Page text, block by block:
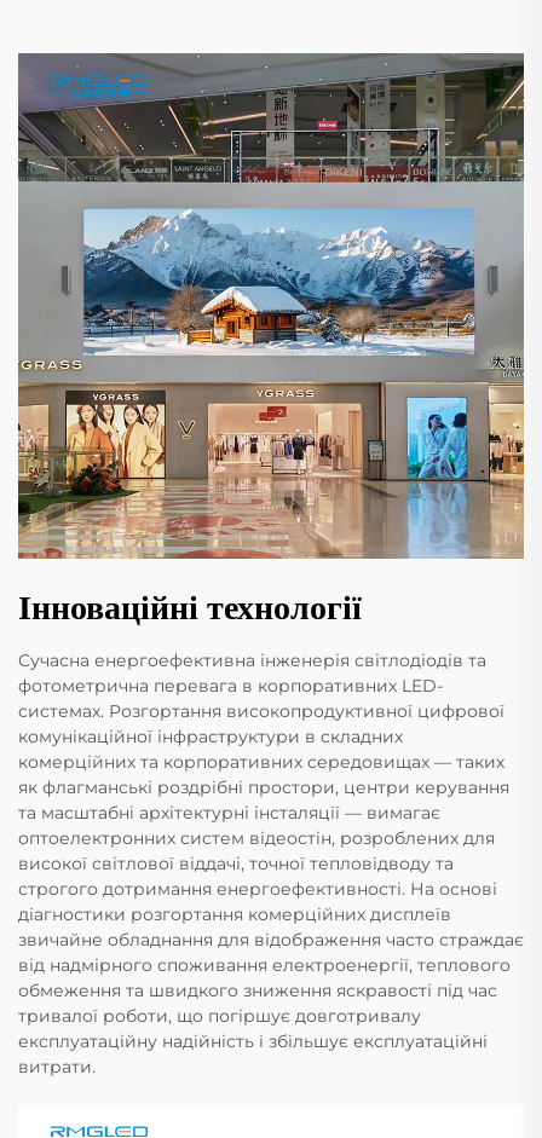
Інноваційні технології
Сучасна енергоефективна інженерія світлодіодів та
фотометрична перевага в корпоративних LED-
системах. Розгортання високопродуктивної цифрової
комунікаційної інфраструктури в складних
комерційних та корпоративних середовищах — таких
як флагманські роздрібні простори, центри керування
та масштабні архітектурні інсталяції — вимагає
оптоелектронних систем відеостін, розроблених для
високої світлової віддачі, точної тепловідводу та
строгого дотримання енергоефективності. На основі
діагностики розгортання комерційних дисплеїв
звичайне обладнання для відображення часто страждає
від надмірного споживання електроенергії, теплового
обмеження та швидкого зниження яскравості під час
тривалої роботи, що погіршує довготривалу
експлуатаційну надійність і збільшує експлуатаційні
витрати.